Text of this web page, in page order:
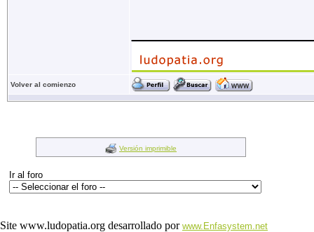
Volver al comienzo
Versión imprimible
Ir al foro
Site www.ludopatia.org desarrollado por www.Enfasystem.net